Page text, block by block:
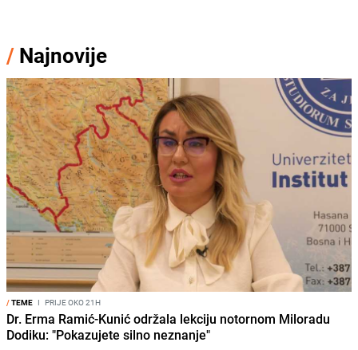
/ Najnovije
/TEME I PRIJE OKO 21H
Dr. Erma Ramić-Kunić održala lekciju notornom Miloradu
Dodiku: "Pokazujete silno neznanje"